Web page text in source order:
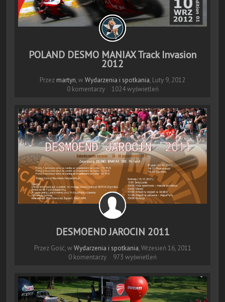
POLAND DESMO MANIAX Track Invasion
2012
Przez martyn, w Wydarzenia i spotkania, Luty 9, 2012
0 komentarzy
1024 wyświetleń
DESMOEND JAROCIN 2011
Przez Gość, w Wydarzenia i spotkania,Wrzesień 16, 2011
0 komentarzy
973 wyświetleń